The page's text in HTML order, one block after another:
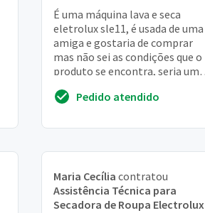
É uma máquina lava e seca
eletrolux sle11, é usada de uma
amiga e gostaria de comprar
mas não sei as condições que o
produto se encontra, seria uma
uma compra...
Pedido atendido
Maria Cecília contratou
Assistência Técnica para
Secadora de Roupa Electrolux